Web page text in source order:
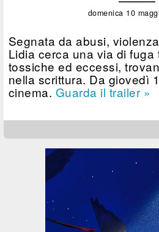
domenica 10
Segnata da abusi,
Lidia cerca una via di
tossiche ed eccessi,
nella scrittura. Da giovedì
cinema. Guarda il trailer »